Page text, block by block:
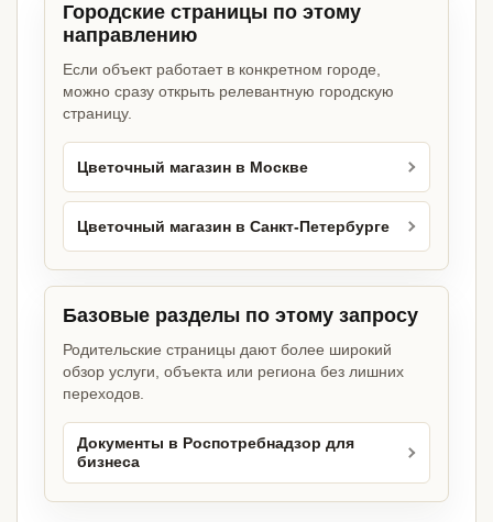
Городские страницы по этому
направлению
Если объект работает в конкретном городе,
можно сразу открыть релевантную городскую
страницу.
Цветочный магазин в Москве
Цветочный магазин в Санкт-Петербурге
Базовые разделы по этому запросу
Родительские страницы дают более широкий
обзор услуги, объекта или региона без лишних
переходов.
Документы в Роспотребнадзор для
бизнеса